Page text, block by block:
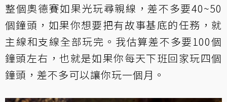
整個奧德賽如果光玩尋親線，差不多要40~50
個鐘頭，如果你想要把有故事基底的任務，就
主線和支線全部玩完。我估算差不多要100個
鐘頭左右，也就是如果你每天下班回家玩四個
鐘頭，差不多可以讓你玩一個月。